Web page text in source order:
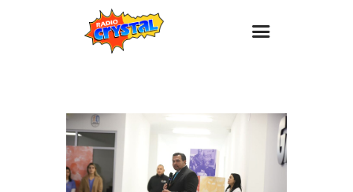
Estaciones
Eventos
Promociones